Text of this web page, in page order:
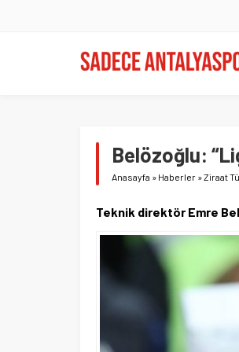
Belözoğlu:
Anasayfa » Haberler »Ziraat
Teknik direktör Emre